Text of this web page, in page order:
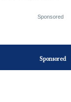
Sponsored
Sponsored